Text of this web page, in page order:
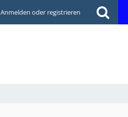
Anmelden oder registrieren